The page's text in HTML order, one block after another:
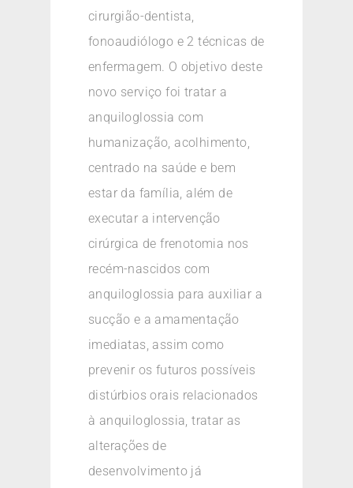
cirurgião-dentista,
fonoaudiólogo e 2 técnicas de
enfermagem. O objetivo deste
novo serviço foi tratar a
anquiloglossia com
humanização, acolhimento,
centrado na saúde e bem
estar da família, além de
executar a intervenção
cirúrgica de frenotomia nos
recém-nascidos com
anquiloglossia para auxiliar a
sucção e a amamentação
imediatas, assim como
prevenir os futuros possíveis
distúrbios orais relacionados
à anquiloglossia, tratar as
alterações de
desenvolvimento já